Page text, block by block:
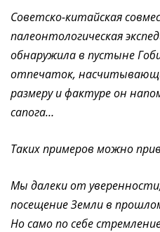
Советско-китайская
палеонтологическая
обнаружила в пустыне
отпечаток,
размеру и фактуре он
сапога…
Таких примеров можно
Мы далеки от
посещение Земли в
Но само по себе